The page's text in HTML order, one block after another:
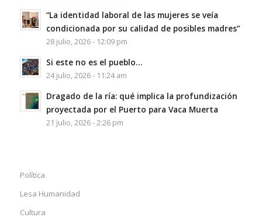
“La identidad laboral de las mujeres se veía
condicionada por su calidad de posibles madres”
28 julio, 2026 - 12:09 pm
Si este no es el pueblo…
24 julio, 2026 - 11:24 am
Dragado de la ría: qué implica la profundización
proyectada por el Puerto para Vaca Muerta
21 julio, 2026 - 2:26 pm
Política
Lesa Humanidad
Cultura